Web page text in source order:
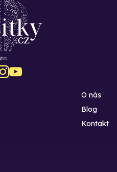
O nás
Blog
Kontakt